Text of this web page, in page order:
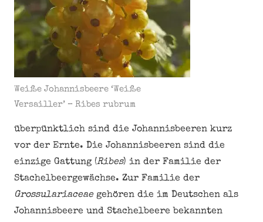
Weiße Johannisbeere ‘Weiße
Versailler’ – Ribes rubrum
überpünktlich sind die Johannisbeeren kurz
vor der Ernte. Die Johannisbeeren sind die
einzige Gattung (Ribes) in der Familie der
Stachelbeergewächse. Zur Familie der
Grossulariaceaegehören die im Deutschen als
Johannisbeere und Stachelbeere bekannten